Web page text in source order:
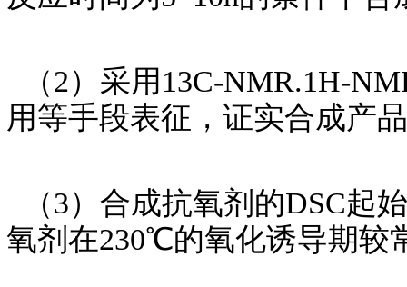
（2）采用13C-NMR.1H-
用等手段表征，证实合成产
（3）合成抗氧剂的DSC起
氧剂在230℃的氧化诱导期较